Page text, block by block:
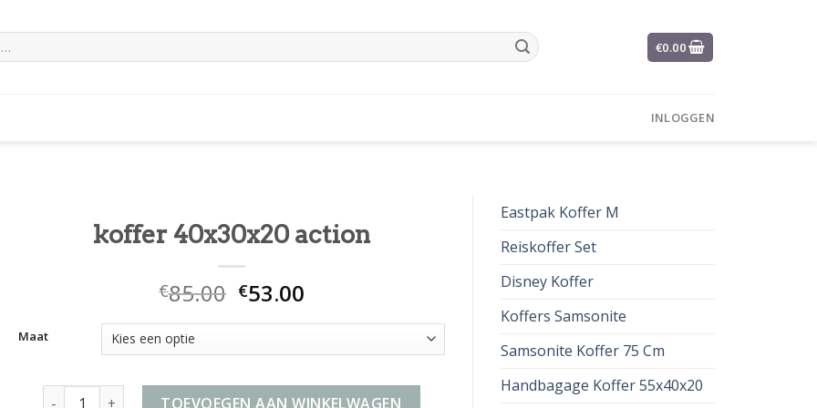
€0.00
INLOGGEN
Eastpak Koffer M
Reiskoffer Set
Disney Koffer
Koffers Samsonite
Samsonite Koffer 75 Cm
Handbagage Koffer 55x40x20
koffer 40x30x20 action
€85.00 €53.00
Maat
koffer 40x30x20 action aantalTOEVOEGEN AAN WINKELWAGEN